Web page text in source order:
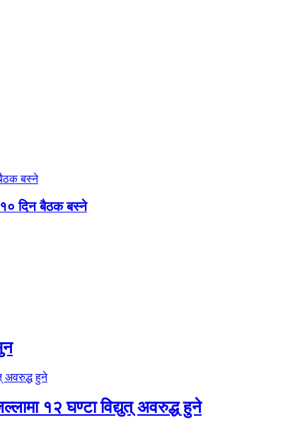
१० दिन बैठक बस्ने
१२ घण्टा विद्युत् अवरुद्ध हुने